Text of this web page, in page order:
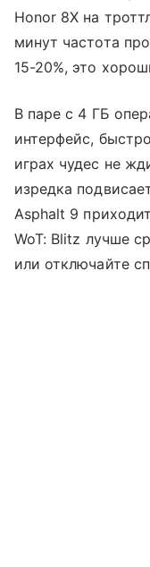
Honor 8X на
минут частота
15-20%, это
В паре с 4 ГБ
интерфейс,
играх чудес не
изредка
Asphalt 9
WoT: Blitz лучше
или отключайте